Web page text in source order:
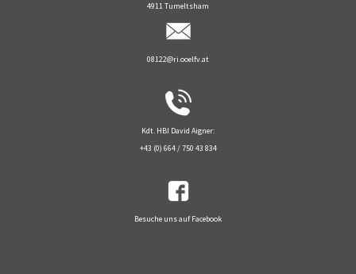
4911 Tumeltsham
08122@ri.ooelfv.at
Kdt. HBI David Aigner:
+43 (0) 664 / 750 43 834
Besuche uns auf Facebook